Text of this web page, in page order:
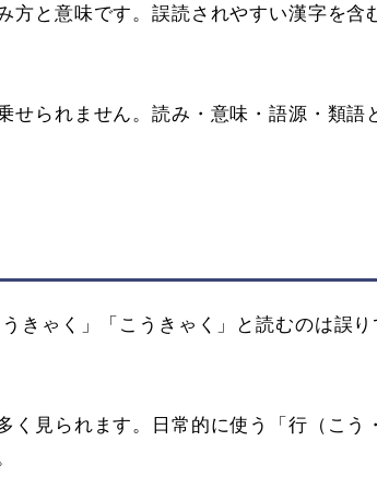
方と意味です。誤読されやすい漢字を含
せられません。読み・意味・語源・類語
きゃく」「こうきゃく」と読むのは誤り
く見られます。日常的に使う「行（こう・